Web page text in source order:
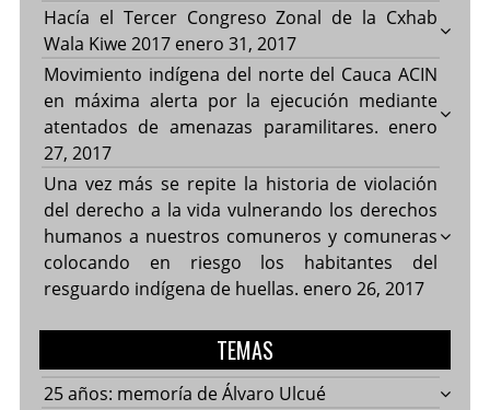
Hacía el Tercer Congreso Zonal de la Cxhab
Wala Kiwe 2017 enero 31, 2017
Movimiento indígena del norte del Cauca ACIN
en máxima alerta por la ejecución mediante
atentados de amenazas paramilitares. enero
27, 2017
Una vez más se repite la historia de violación
del derecho a la vida vulnerando los derechos
humanos a nuestros comuneros y comuneras
colocando en riesgo los habitantes del
resguardo indígena de huellas. enero 26, 2017
TEMAS
25 años: memoría de Álvaro Ulcué